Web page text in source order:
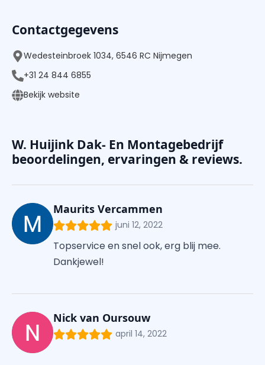
Contactgegevens
Wedesteinbroek 1034, 6546 RC Nijmegen
+31 24 844 6855
Bekijk website
W. Huijink Dak- En Montagebedrijf
beoordelingen, ervaringen & reviews.
Maurits Vercammen
juni 12, 2022
Topservice en snel ook, erg blij mee.
Dankjewel!
Nick van Oursouw
april 14, 2022